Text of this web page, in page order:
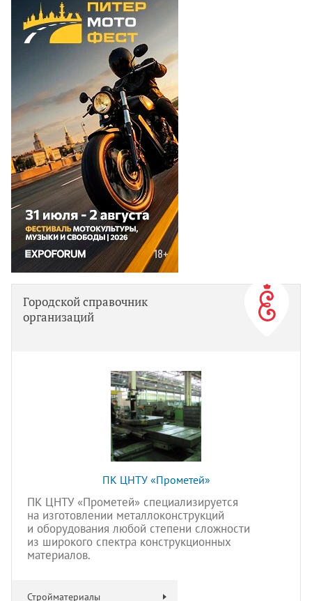
Городской справочник
организаций
ПК ЦНТУ «Прометей»
ПК ЦНТУ «Прометей» специализируется
на изготовлении металлоконструкций
и оборудования любой степени сложности
из широкого спектра конструкционных
материалов.
Стройматериалы